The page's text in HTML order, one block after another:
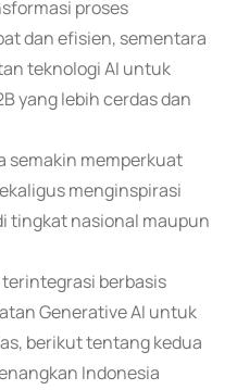
proses
dan efisien, sementara
teknologi AI untuk
yang lebih cerdas dan
semakin memperkuat
menginspirasi
tingkat nasional maupun
berbasis
Generative AI untuk
berikut tentang kedua
Indonesia